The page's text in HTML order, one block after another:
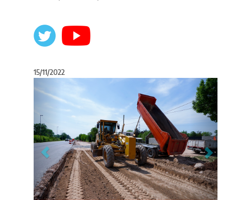
15/11/2022
Anterior